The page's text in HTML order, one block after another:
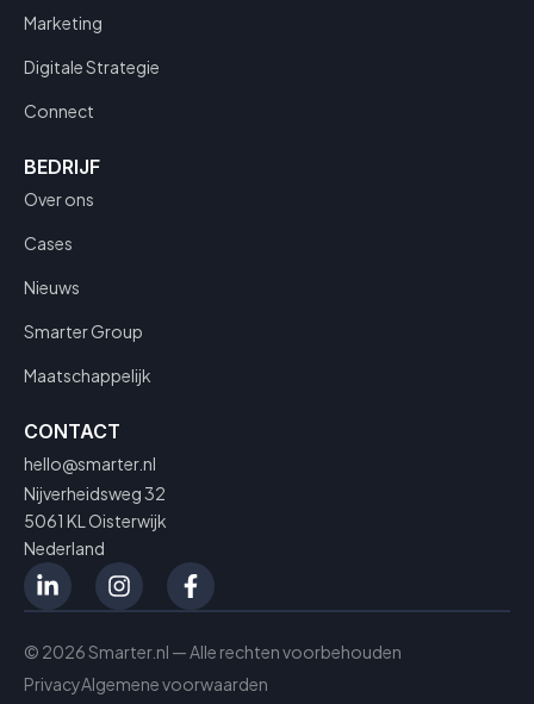
Marketing
Digitale Strategie
Connect
BEDRIJF
Over ons
Cases
Nieuws
Smarter Group
Maatschappelijk
CONTACT
hello@smarter.nl
Nijverheidsweg 32
5061 KL Oisterwijk
Nederland
© 2026 Smarter.nl — Alle rechten voorbehouden
PrivacyAlgemene voorwaarden